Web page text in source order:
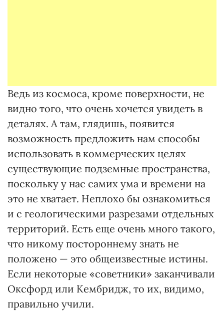
Ведь из космоса, кроме поверхности, не
видно того, что очень хочется увидеть в
деталях. А там, глядишь, появится
возможность предложить нам способы
использовать в коммерческих целях
существующие подземные пространства,
поскольку у нас самих ума и времени на
это не хватает. Неплохо бы ознакомиться
и с геологическими разрезами отдельных
территорий. Есть еще очень много такого,
что никому постороннему знать не
положено — это общеизвестные истины.
Если некоторые «советники» заканчивали
Оксфорд или Кембридж, то их, видимо,
правильно учили.